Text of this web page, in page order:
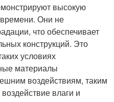
высокую
времени. Они не
что обеспечивает
конструкций. Это
условиях
материалы
воздействиям, таким
влаги и